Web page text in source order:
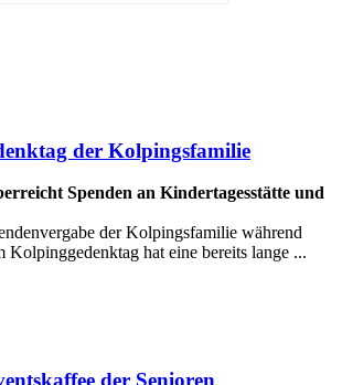
der Kolpingsfamilie
Spenden an Kindertagesstätte und
der Kolpingsfamilie während
Kolpinggedenktag hat eine bereits lange ...
der Senioren